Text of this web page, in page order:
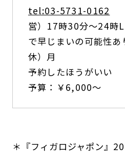
tel:03-5731-0162
営）17時30分〜24
で早じまいの可能性あ
休）月
予約したほうがいい
予算：￥6,000〜
＊『フィガロジャポン』